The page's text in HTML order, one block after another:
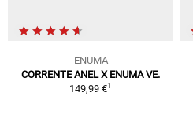
ENUMA
CORRENTE ANEL X ENUMA VE.
149,99 €1